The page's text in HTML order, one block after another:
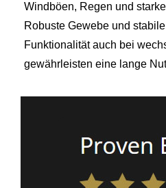
Windböen, Regen und
Robuste Gewebe und
Funktionalität auch bei
gewährleisten eine lange